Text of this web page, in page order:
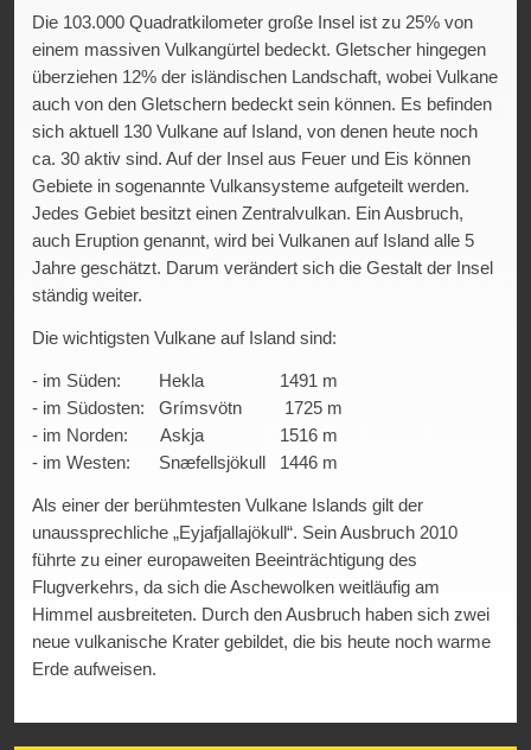
Besuch. Reynisfjara ist Islands berühmtester, aus
Vulkangestein entstandener schwarzer Sandstrand nahe
Vík, bekannt für seine dramatischen Basaltsäulen und
gefährlichen „Sneaker Waves“. Inmitten des Berges
Reynisfjall, der sich hoch über dem schwarzen Sandstrand
erhebt, ist eine fantastische Basaltkolumnen-Höhle zu finden.
Aber Achtung; der Strand gehört zu gefährlichsten
Küstenabschnitten auf der Vulkan-Insel. Unauffällige, doch
extrem kraftvolle Wellen – die sogenannten Sneaker Waves
– können plötzlich auftauchen, viel höher sein, als erwartet
und den Strand mit voller Wucht überfluten. Sie sind stark
schon einige Menschen dort ums Leben gekommen, weil sie
zudrehen. Am Eingang zum Strand gibt es eine Hinweistafel
- auf dem die Besucher auf die Verhaltensregeln am Ozean
aufmerksam gemacht werden. Der Reynisfjara-Strand ist in
Zonen unterteilt, um die Sicherheit der Besucher zu
gewährleisten. Leuchtet das gelbe Licht, dürfen Besucher die
gelbe Zone nicht betreten. Leuchtet das rote Licht, ist das
Betreten der roten Zone verboten (bleiben Sie hinter dem
Lichtschild).
Ostisland - Gletscherwelten – Jökulsárlón &
Diamond BeachÜbernachtet haben wir im Hali Country
Die 103.000 Quadratkilometer große Insel ist zu 25% von
einem massiven Vulkangürtel bedeckt. Gletscher hingegen
überziehen 12% der isländischen Landschaft, wobei Vulkane
auch von den Gletschern bedeckt sein können. Es befinden
sich aktuell 130 Vulkane auf Island, von denen heute noch
ca. 30 aktiv sind. Auf der Insel aus Feuer und Eis können
Gebiete in sogenannte Vulkansysteme aufgeteilt werden.
Jedes Gebiet besitzt einen Zentralvulkan. Ein Ausbruch,
auch Eruption genannt, wird bei Vulkanen auf Island alle 5
Jahre geschätzt. Darum verändert sich die Gestalt der Insel
ständig weiter.
Die wichtigsten Vulkane auf Island sind:
- im Süden: Hekla 1491 m
- im Südosten: Grímsvötn 1725 m
- im Norden: Askja 1516 m
- im Westen: Snæfellsjökull 1446 m
Als einer der berühmtesten Vulkane Islands gilt der
unaussprechliche „Eyjafjallajökull“. Sein Ausbruch 2010
führte zu einer europaweiten Beeinträchtigung des
Flugverkehrs, da sich die Aschewolken weitläufig am
Himmel ausbreiteten. Durch den Ausbruch haben sich zwei
neue vulkanische Krater gebildet, die bis heute noch warme
Erde aufweisen.